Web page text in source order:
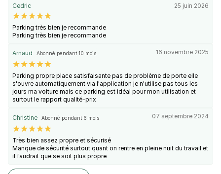
Cedric 25 juin 2026
Parking très bien je recommande
Parking très bien je recommande
Arnaud Abonné pendant 10 mois 16 novembre 2025
Parking propre place satisfaisante pas de problème de porte elle
s'ouvre automatiquement via l'application je n'utilise pas tous les
jours ma voiture mais ce parking est idéal pour mon utilisation et
surtout le rapport qualité-prix
Christine Abonné pendant 6 mois 07 septembre 2024
Très bien assez propre et sécurisé
Manque de sécurité surtout quant on rentre en pleine nuit du travail et
il faudrait que se soit plus propre